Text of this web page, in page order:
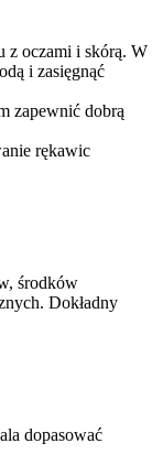
z oczami i skórą. W
i zasięgnąć
zapewnić dobrą
rękawic
środków
Dokładny
dopasować